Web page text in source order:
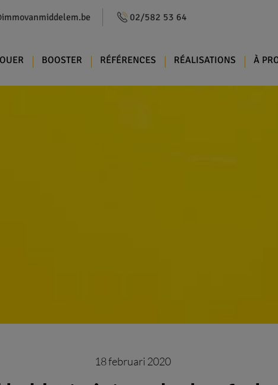
02/582 53 64
BOOSTER RÉFÉRENCES RÉALISATIONS À
18 februari 2020